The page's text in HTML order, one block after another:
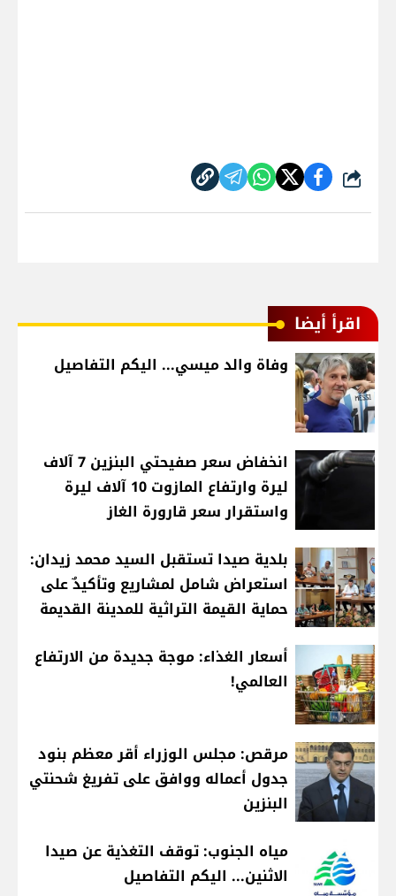
شارك
اقرأ أيضا
وفاة والد ميسي... اليكم التفاصيل
انخفاض سعر صفيحتي البنزين 7 آلاف
ليرة وارتفاع المازوت 10 آلاف ليرة
واستقرار سعر قارورة الغاز
بلدية صيدا تستقبل السيد محمد زيدان:
استعراض شامل لمشاريع وتأكيدٌ على
حماية القيمة التراثية للمدينة القديمة
أسعار الغذاء: موجة جديدة من الارتفاع
العالمي!
مرقص: مجلس الوزراء أقر معظم بنود
جدول أعماله ووافق على تفريغ شحنتي
البنزين
مياه الجنوب: توقف التغذية عن صيدا
الاثنين... اليكم التفاصيل